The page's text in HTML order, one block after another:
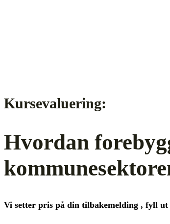
Kursevaluering:
Hvordan
Vi setter pris på din tilbakemelding , fyll ut